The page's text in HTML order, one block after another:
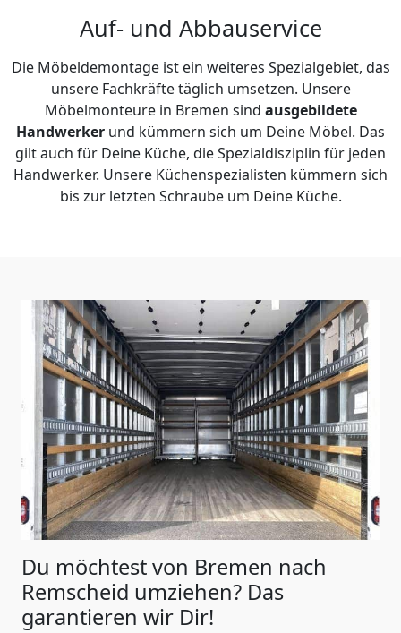
Auf- und Abbauservice
Die Möbeldemontage ist ein weiteres Spezialgebiet, das
unsere Fachkräfte täglich umsetzen. Unsere
Möbelmonteure in Bremen sind ausgebildete
Handwerker und kümmern sich um Deine Möbel. Das
gilt auch für Deine Küche, die Spezialdisziplin für jeden
Handwerker. Unsere Küchenspezialisten kümmern sich
bis zur letzten Schraube um Deine Küche.
Du möchtest von Bremen nach
Remscheid umziehen? Das
garantieren wir Dir!